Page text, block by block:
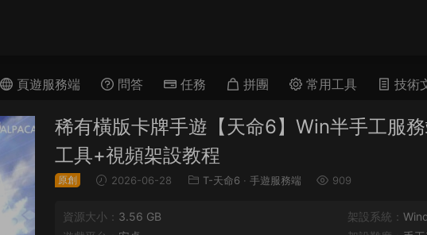
頁遊服務端 問答 任務 拼團 常用工具 技術
稀有橫版卡牌手遊【天命6】Win半手工服
工具+視頻架設教程
原創 2026-06-28 T-天命6 · 手遊服務端 909
資源大小： 3.56 GB 架設系統：